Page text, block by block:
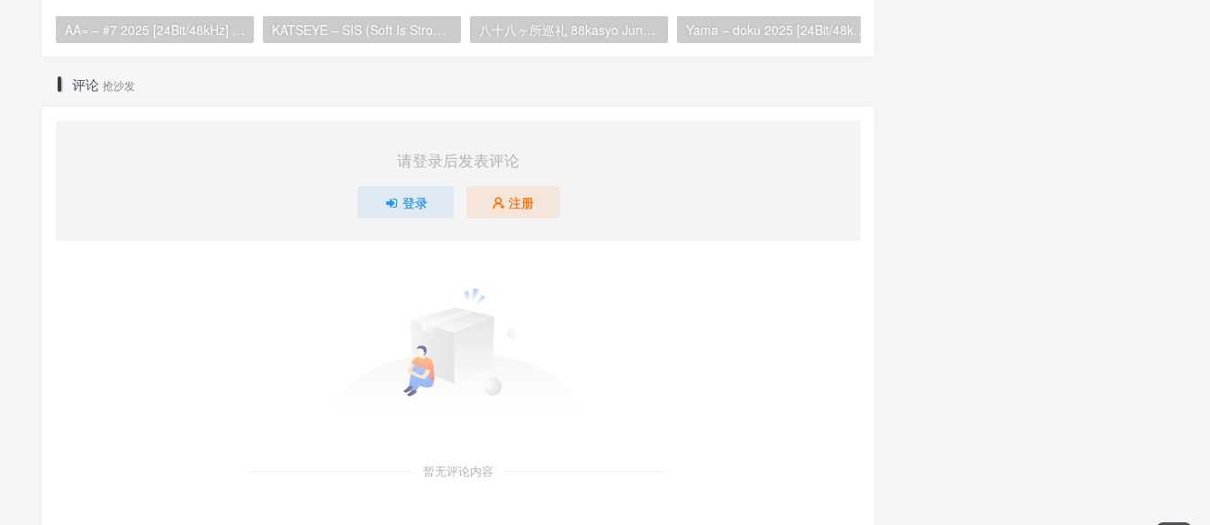
AA= – #7 2025 [24Bit/48kHz] [Hi-Res Flac 696MB] KATSEYE – SIS (Soft Is Strong) 2024 [24Bit/44.1kHz] [Hi-Res Flac 145MB] 八十八ヶ所巡礼 88kasyo Junrei – hachitasukyuu 2025 [24Bit/48kHz] [Hi-Res Flac 980MB] Yama – doku 2025 [24Bit/48kHz] [Hi-Res Flac 255MB]
评论 抢沙发
请登录后发表评论
登录 注册
暂无评论内容